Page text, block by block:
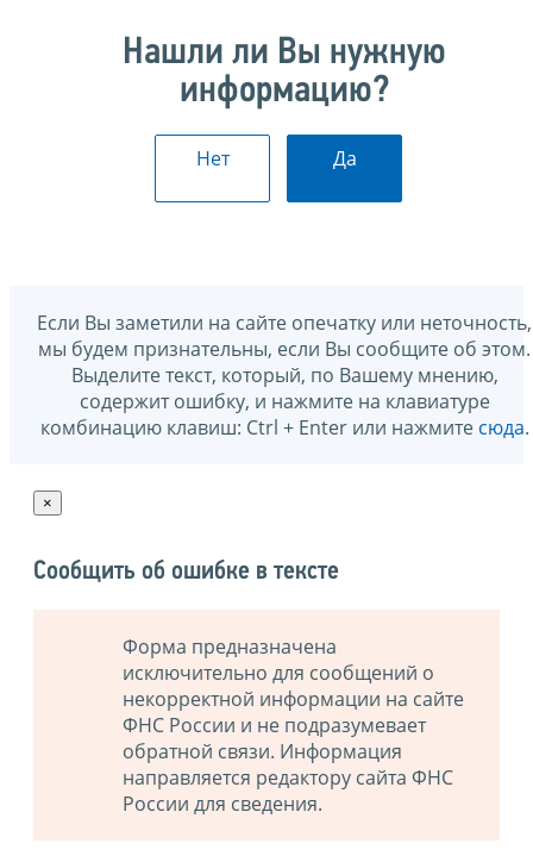
Нашли ли Вы нужную
информацию?
Нет Да
Если Вы заметили на сайте опечатку или неточность,
мы будем признательны, если Вы сообщите об этом.
Выделите текст, который, по Вашему мнению,
содержит ошибку, и нажмите на клавиатуре
комбинацию клавиш: Ctrl + Enter или нажмите сюда.
×
Сообщить об ошибке в тексте
Форма предназначена
исключительно для сообщений о
некорректной информации на сайте
ФНС России и не подразумевает
обратной связи. Информация
направляется редактору сайта ФНС
России для сведения.